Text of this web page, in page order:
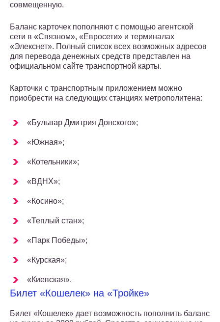
совмещенную.
Баланс карточек пополняют с помощью агентской
сети в «Связном», «Евросети» и терминалах
«Элекснет». Полный список всех возможных адресов
для перевода денежных средств представлен на
официальном сайте транспортной карты.
Карточки с транспортным приложением можно
приобрести на следующих станциях метрополитена:
«Бульвар Дмитрия Донского»;
«Южная»;
«Котельники»;
«ВДНХ»;
«Косино»;
«Теплый стан»;
«Парк Победы»;
«Курская»;
«Киевская».
Билет «Кошелек» на «Тройке»
Билет «Кошелек» дает возможность пополнить баланс